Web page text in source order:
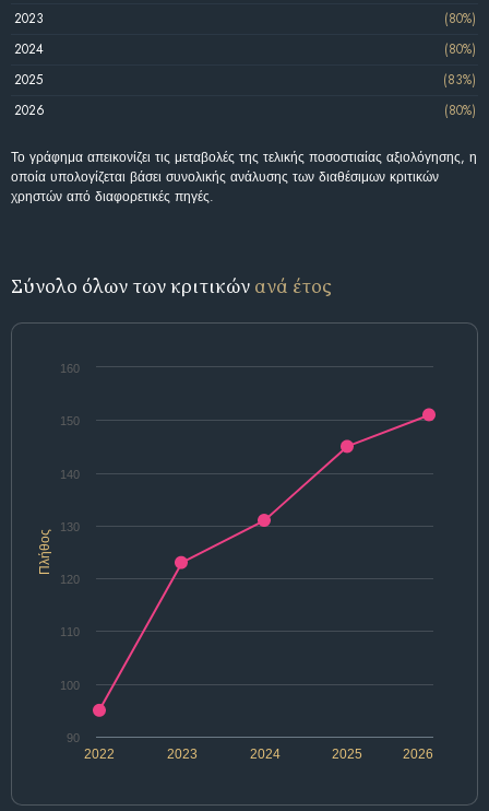
2023
(80%)
2024
(80%)
2025
(83%)
2026
(80%)
Το γράφημα απεικονίζει τις μεταβολές της τελικής ποσοστιαίας αξιολόγησης, η
οποία υπολογίζεται βάσει συνολικής ανάλυσης των διαθέσιμων κριτικών
χρηστών από διαφορετικές πηγές.
Σύνολο όλων των κριτικών ανά έτος
Πλήθος
2025
2022 2023 2024 2026
90
100
110
120
130
140
150
160